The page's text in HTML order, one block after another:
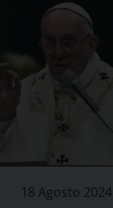
18 Agosto 2024